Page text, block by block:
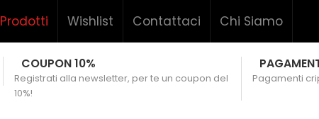
Prodotti Wishlist Contattaci Chi Siamo
COUPON 10%
Registrati alla newsletter, per te un coupon del
10%!
Pagamenti